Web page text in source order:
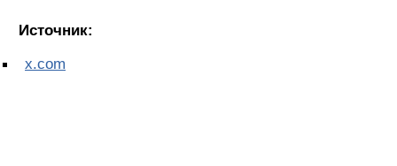
Источник:
x.com